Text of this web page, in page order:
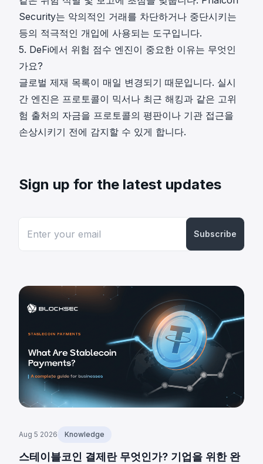
Security는 악의적인 거래를 차단하거나 중단시키는
등의 적극적인 개입에 사용되는 도구입니다.
5. DeFi에서 위험 점수 엔진이 중요한 이유는 무엇인
가요?
글로벌 제재 목록이 매일 변경되기 때문입니다. 실시
간 엔진은 프로토콜이 믹서나 최근 해킹과 같은 고위
험 출처의 자금을 프로토콜의 평판이나 기관 접근을
손상시키기 전에 감지할 수 있게 합니다.
Sign up for the latest updates
Subscribe
Aug 5 2026 Knowledge
스테이블코인 결제란 무엇인가? 기업을 위한 완